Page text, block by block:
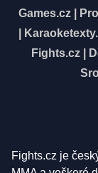
Games.cz
Fights.cz
Fights.cz je